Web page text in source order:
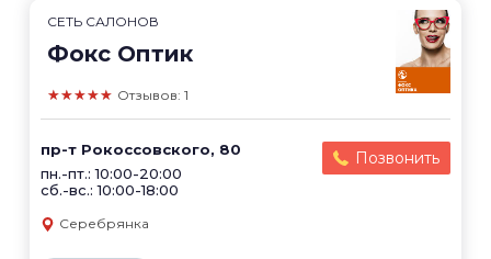
СЕТЬ САЛОНОВ
Фокс Оптик
★★★★★ Отзывов: 1
пр-т Рокоссовского, 80
пн.-пт.: 10:00-20:00
сб.-вс.: 10:00-18:00
Позвонить
Серебрянка